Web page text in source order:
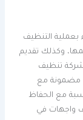
بعملية التنظيف
وكذلك تقديم
شركة تنظيف
مضمونة مع
مع الحفاظ
واجهات في